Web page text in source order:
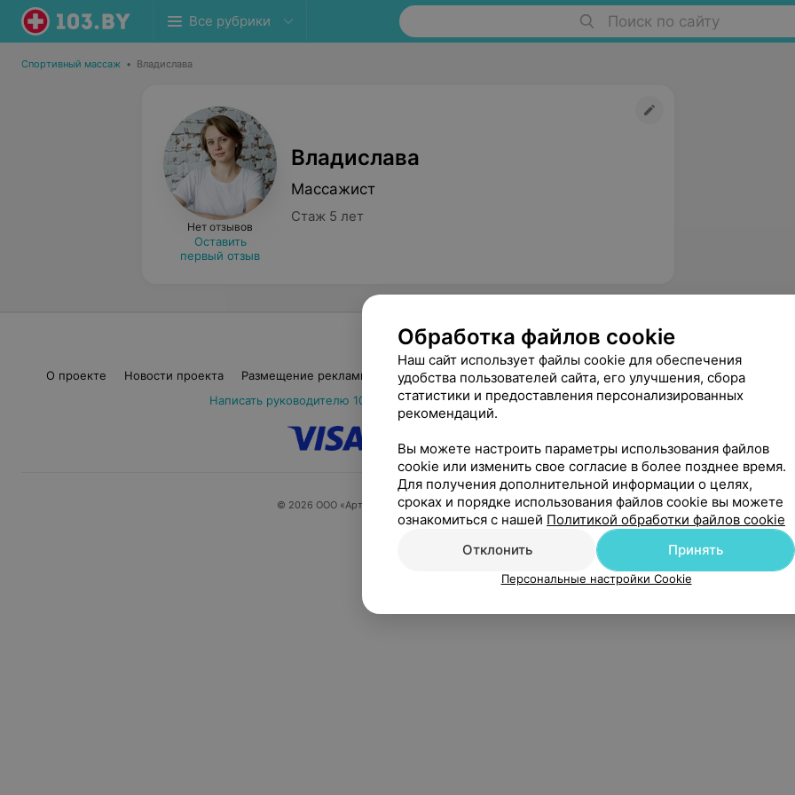
Все рубрики Поиск по сайту
Спортивный массаж • Владислава
Нет отзывов
Оставить
первый отзыв
Владислава
Массажист
Стаж 5 лет
О проекте Новости проекта Размещение рекламы Медицинский маркетинг Публичный договор Пользовательское
Написать руководителю 103.by
Написать в поддержку Персональные настройки cookie
© 2026 ООО «Артокс Лаб», УНП 191700409| 220012, Республика Беларусь, г. Минск, улица Толбухина, 2,
+375 291212755
Обработка файлов cookie
Наш сайт использует файлы cookie для обеспечения
удобства пользователей сайта, его улучшения, сбора
статистики и предоставления персонализированных
рекомендаций.
Вы можете настроить параметры использования файлов
cookie или изменить свое согласие в более позднее время.
Для получения дополнительной информации о целях,
сроках и порядке использования файлов cookie вы можете
ознакомиться с нашей Политикой обработки файлов cookie
Отклонить
Принять
Персональные настройки Cookie